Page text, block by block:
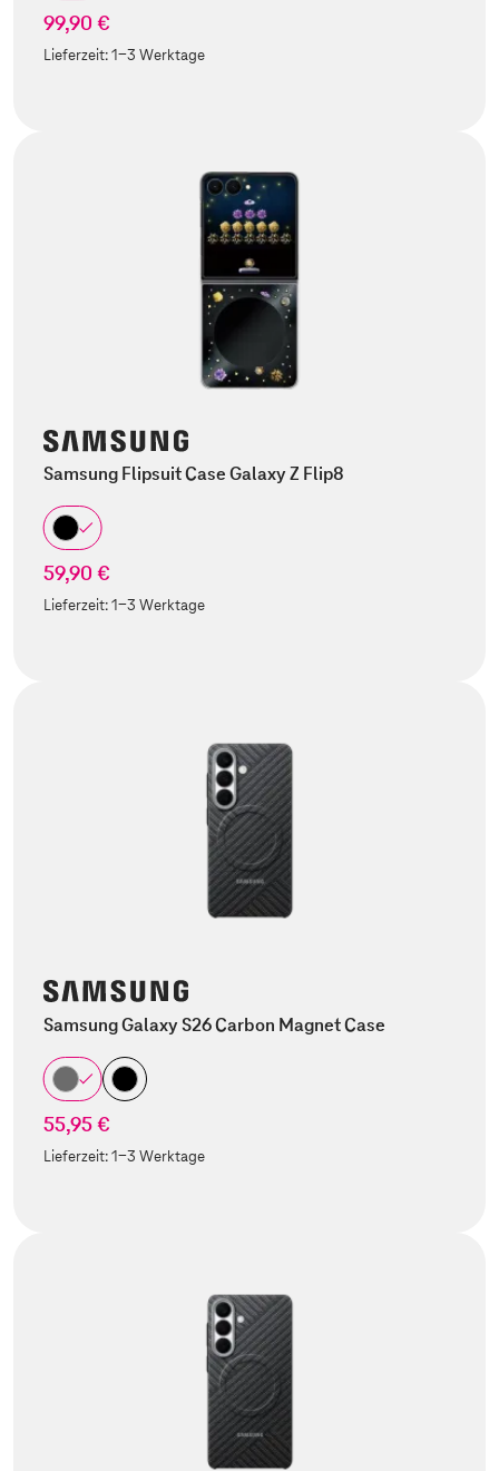
99,90 €
Lieferzeit:1-3 Werktage
Samsung Flipsuit Case Galaxy Z Flip8
59,90 €
Lieferzeit:1-3 Werktage
Samsung Galaxy S26 Carbon Magnet Case
55,95 €
Lieferzeit:1-3 Werktage